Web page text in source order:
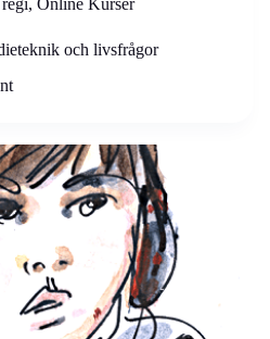
, Online Kurser
och livsfrågor